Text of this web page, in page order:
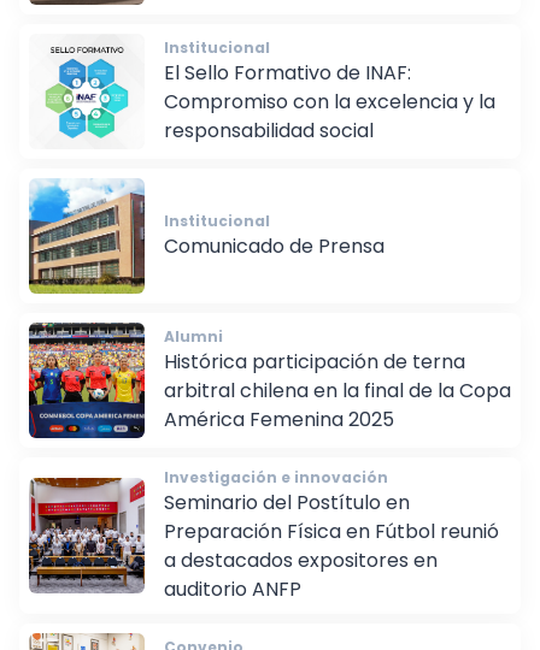
Institucional
El Sello Formativo de INAF:
Compromiso con la excelencia y la
responsabilidad social
Institucional
Alumni
Histórica participación de terna
arbitral chilena en la final de la Copa
Investigación e innovación
Seminario del Postítulo en
Preparación Física en Fútbol reunió
a destacados expositores en